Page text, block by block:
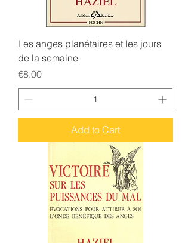
Les anges planétaires et les jours
de la semaine
Price
€8.00
Add to Cart